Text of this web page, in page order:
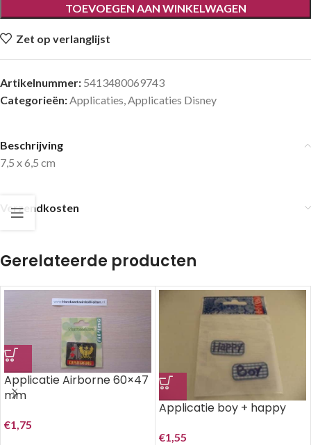
TOEVOEGEN AAN WINKELWAGEN
Zet op verlanglijst
Artikelnummer: 5413480069743
Categorieën:Applicaties,Applicaties Disney
Beschrijving
7,5 x 6,5 cm
Verzendkosten
Gerelateerde producten
Applicatie Airborne 60×47
mm
€1,75
Applicatie boy + happy
€1,55